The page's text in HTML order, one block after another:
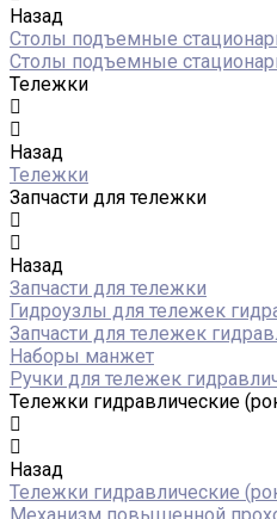
Назад
Столы подъемные
Столы подъемные
Тележки
Назад
Тележки
Запчасти для тележки
Назад
Запчасти для тележки
Гидроузлы для тележек
Запчасти для тележек
Наборы манжет
Ручки для тележек
Тележки гидравлические
Назад
Тележки гидравлические